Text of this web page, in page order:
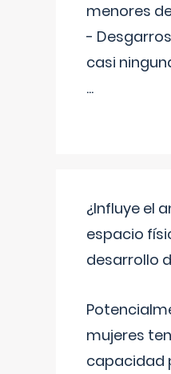
menores
-
casi
...
¿Influye el
espacio
desarrollo
mujeres
capacidad